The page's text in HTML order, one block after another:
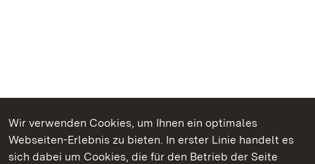
Wir verwenden Cookies, um Ihnen ein optimales
Webseiten-Erlebnis zu bieten. In erster Linie handelt es
sich dabei um Cookies, die für den Betrieb der Seite
Kommen. Staunen. Genießen.